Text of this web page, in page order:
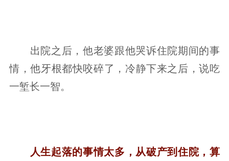
出院之后，他老婆跟他哭诉住院期间的事
情，他牙根都快咬碎了，冷静下来之后，说吃
一堑长一智。
人生起落的事情太多，从破产到住院，算